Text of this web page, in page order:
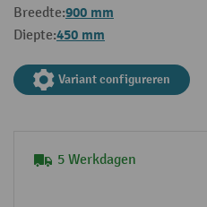
Breedte:900 mm
Diepte:450 mm
Variant configureren
5 Werkdagen